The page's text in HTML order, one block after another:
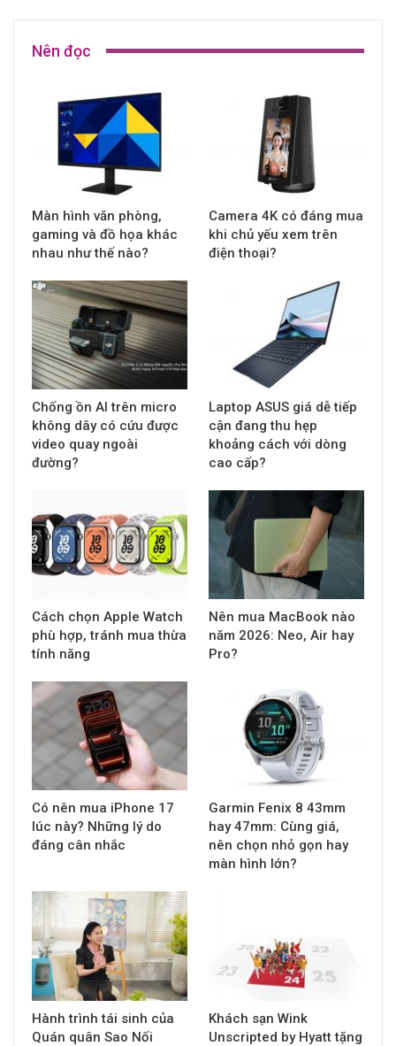
Nên đọc
Màn hình văn phòng,
gaming và đồ họa khác
nhau như thế nào?
Camera 4K có đáng mua
khi chủ yếu xem trên
điện thoại?
Chống ồn AI trên micro
không dây có cứu được
video quay ngoài
đường?
Laptop ASUS giá dễ tiếp
cận đang thu hẹp
khoảng cách với dòng
cao cấp?
Cách chọn Apple Watch
phù hợp, tránh mua thừa
tính năng
Nên mua MacBook nào
năm 2026: Neo, Air hay
Pro?
Có nên mua iPhone 17
lúc này? Những lý do
đáng cân nhắc
Garmin Fenix 8 43mm
hay 47mm: Cùng giá,
nên chọn nhỏ gọn hay
màn hình lớn?
Hành trình tái sinh của
Quán quân Sao Nối
Khách sạn Wink
Unscripted by Hyatt tặng